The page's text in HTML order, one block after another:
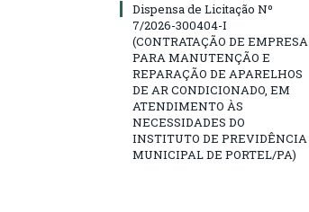
Dispensa de Licitação Nº
7/2026-300404-I
(CONTRATAÇÃO DE EMPRESA
PARA MANUTENÇÃO E
REPARAÇÃO DE APARELHOS
DE AR CONDICIONADO, EM
ATENDIMENTO ÀS
NECESSIDADES DO
INSTITUTO DE PREVIDÊNCIA
MUNICIPAL DE PORTEL/PA)